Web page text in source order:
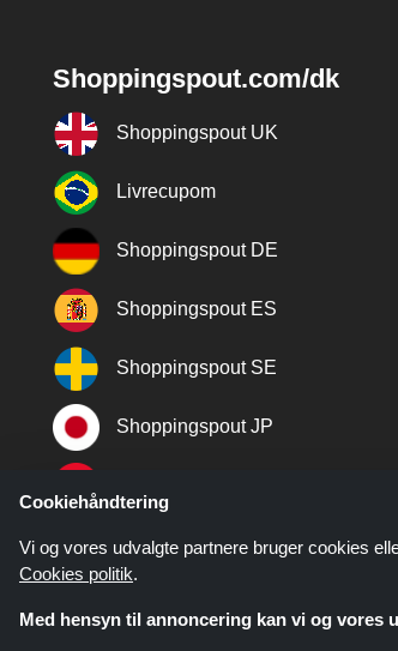
Shoppingspout.com/dk
Shoppingspout UK
Livrecupom
Shoppingspout DE
Shoppingspout ES
Shoppingspout SE
Shoppingspout JP
Shoppingspout NO
Cookiehåndtering
Vi og vores udvalgte partnere bruger cookies
Cookies politik.
Med hensyn til annoncering kan vi og vores